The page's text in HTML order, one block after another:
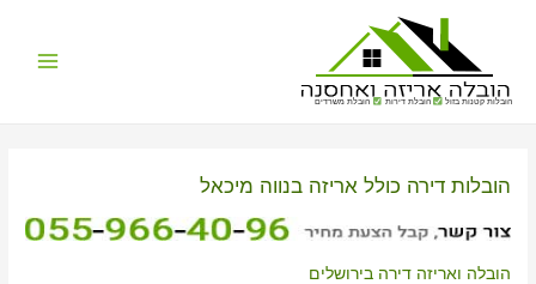
הובלות קטנות בזול הובלת דירות הובלת משרדים
הובלות דירה כולל אריזה בנווה מיכאל
הובלה ואריזה דירה בירושלים